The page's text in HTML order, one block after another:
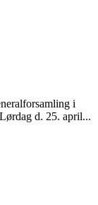
i
d. 25. april...